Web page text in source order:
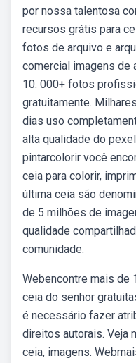
por nossa talentosa
recursos grátis para
fotos de arquivo e
comercial imagens de
10. 000+ fotos
gratuitamente.
dias uso
alta qualidade do
pintarcolorir você
ceia para colorir,
última ceia são
de 5 milhões de
qualidade
comunidade.
Webencontre mais de
ceia do senhor
é necessário fazer
direitos autorais. Veja
ceia, imagens.